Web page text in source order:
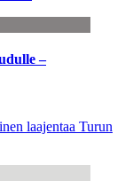
–
laajentaa Turun